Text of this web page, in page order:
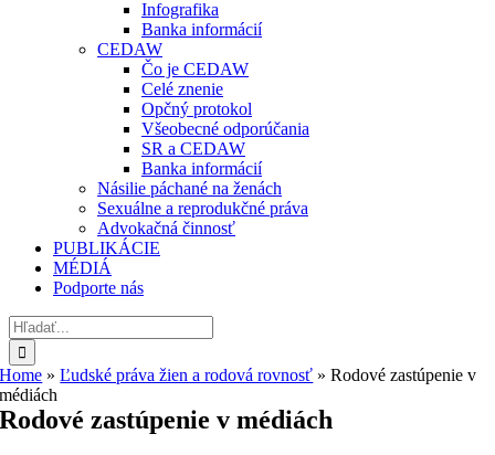
Infografika
Banka informácií
CEDAW
Čo je CEDAW
Celé znenie
Opčný protokol
Všeobecné odporúčania
SR a CEDAW
Banka informácií
Násilie páchané na ženách
Sexuálne a reprodukčné práva
Advokačná činnosť
PUBLIKÁCIE
MÉDIÁ
Podporte nás
Hľadať:
Home »Ľudské práva žien a rodová rovnosť »Rodové zastúpenie v
médiách
Rodové zastúpenie v médiách